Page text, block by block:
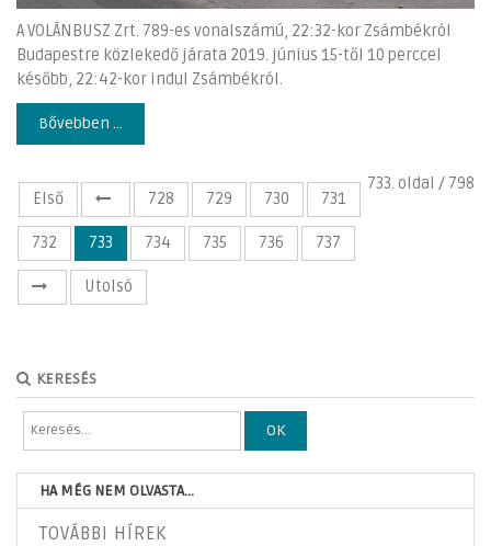
A VOLÁNBUSZ Zrt. 789-es vonalszámú, 22:32-kor Zsámbékról
Budapestre közlekedő járata 2019. június 15-től 10 perccel
később, 22:42-kor indul Zsámbékról.
Bővebben ...
733. oldal / 798
Első
728 729 730 731
732 733 734 735 736 737
Utolsó
KERESÉS
OK
HA MÉG NEM OLVASTA...
TOVÁBBI HÍREK